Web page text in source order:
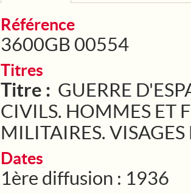
Référence
3600GB 00554
Titres
Titre : GUERRE
CIVILS. HOMMES ET
MILITAIRES. VISAGES
Dates
1ère diffusion : 1936